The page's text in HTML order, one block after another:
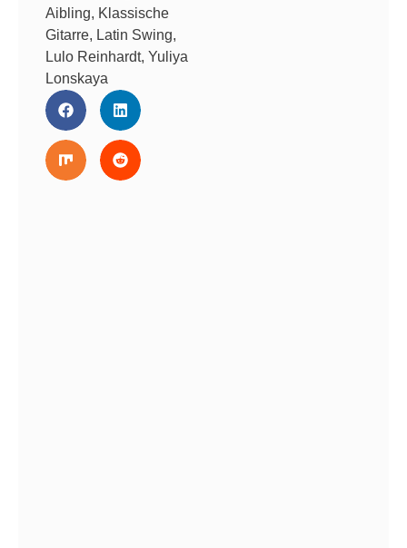
Aibling, Klassische
Gitarre, Latin Swing,
Lulo Reinhardt, Yuliya
Lonskaya